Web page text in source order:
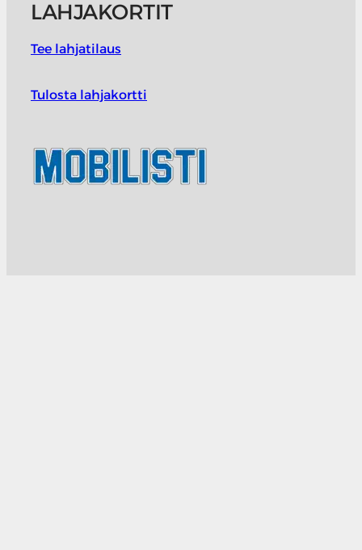
LAHJAKORTIT
Tee lahjatilaus
Tulosta lahjakortti